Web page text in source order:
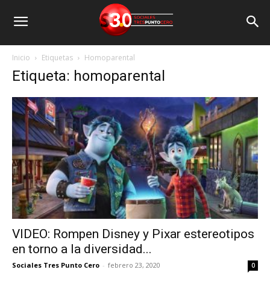
Inicio Etiquetas Homoparental
Etiqueta: homoparental
VIDEO: Rompen Disney y Pixar estereotipos
en torno a la diversidad...
Sociales Tres Punto Cero - febrero 23, 2020 0